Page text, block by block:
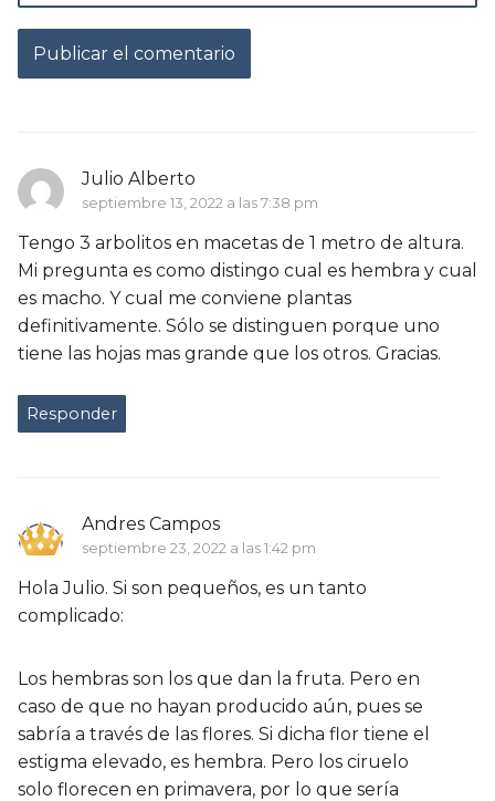
Julio Alberto
septiembre 13, 2022 a las 7:38 pm
Tengo 3 arbolitos en macetas de 1 metro de altura.
Mi pregunta es como distingo cual es hembra y cual
es macho. Y cual me conviene plantas
definitivamente. Sólo se distinguen porque uno
tiene las hojas mas grande que los otros. Gracias.
Responder
Andres Campos
septiembre 23, 2022 a las 1:42 pm
Hola Julio. Si son pequeños, es un tanto
complicado:
Los hembras son los que dan la fruta. Pero en
caso de que no hayan producido aún, pues se
sabría a través de las flores. Si dicha flor tiene el
estigma elevado, es hembra. Pero los ciruelo
solo florecen en primavera, por lo que sería